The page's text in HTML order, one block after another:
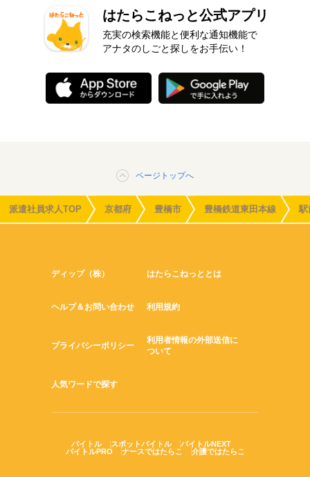
はたらこねっと公式アプリ
充実の検索機能と便利な通知機能で
アナタのしごと探しをお手伝い！
ページトップへ
派遣社員求人TOP 京都府 豊橋市 豊橋鉄道東田本線 駅
ディップ（株） はたらこねっととは
ヘルプ＆お問い合わせ 利用規約
プライバシーポリシー
利用者情報の外部送信に
ついて
人気ワードで探す
バイトル スポットバイトル
バイトルNEXT
バイトルPRO
ナースではたらこ 介護ではたらこ